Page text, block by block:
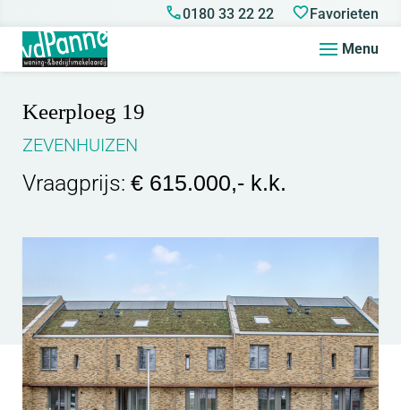
0180 33 22 22 Favorieten
Menu
Keerploeg 19
ZEVENHUIZEN
Vraagprijs: € 615.000,- k.k.